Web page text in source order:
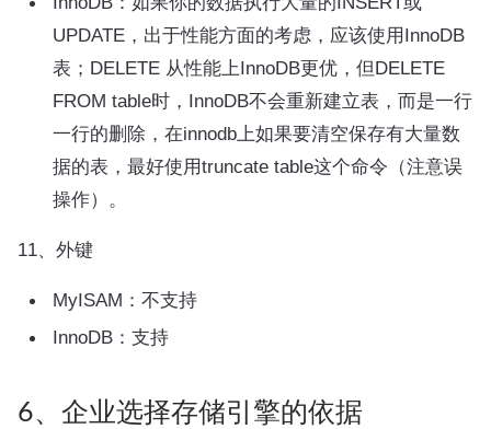
UPDATE，出于性能方面的考虑，应该使用InnoDB
表；DELETE 从性能上InnoDB更优，但DELETE
FROM table时，InnoDB不会重新建立表，而是一行
一行的删除，在innodb上如果要清空保存有大量数
据的表，最好使用truncate table这个命令（注意误
操作）。
11、外键
MyISAM：不支持
InnoDB：支持
6、企业选择存储引擎的依据